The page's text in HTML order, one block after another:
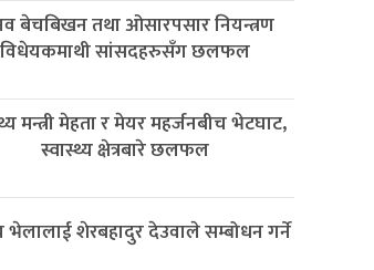
बेचबिखन तथा ओसारपसार नियन्त्रण
विधेयकमाथी सांसदहरुसँग छलफल
मन्त्री मेहता र मेयर महर्जनबीच भेटघाट,
स्वास्थ्य क्षेत्रबारे छलफल
भेलालाई शेरबहादुर देउवाले सम्बोधन गर्ने